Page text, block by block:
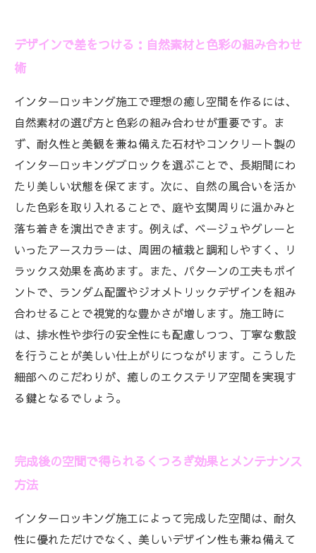
デザインで差をつける：自然素材と色彩の組み合わせ
術
インターロッキング施工で理想の癒し空間を作るには、
自然素材の選び方と色彩の組み合わせが重要です。ま
ず、耐久性と美観を兼ね備えた石材やコンクリート製の
インターロッキングブロックを選ぶことで、長期間にわ
たり美しい状態を保てます。次に、自然の風合いを活か
した色彩を取り入れることで、庭や玄関周りに温かみと
落ち着きを演出できます。例えば、ベージュやグレーと
いったアースカラーは、周囲の植栽と調和しやすく、リ
ラックス効果を高めます。また、パターンの工夫もポイ
ントで、ランダム配置やジオメトリックデザインを組み
合わせることで視覚的な豊かさが増します。施工時に
は、排水性や歩行の安全性にも配慮しつつ、丁寧な敷設
を行うことが美しい仕上がりにつながります。こうした
細部へのこだわりが、癒しのエクステリア空間を実現す
る鍵となるでしょう。
完成後の空間で得られるくつろぎ効果とメンテナンス
方法
インターロッキング施工によって完成した空間は、耐久
性に優れただけでなく、美しいデザイン性も兼ね備えて